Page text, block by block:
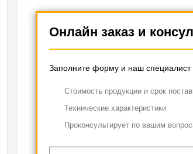
Онлайн заказ и
Заполните форму и наш
Cтоимость продукции и срок
Технические характеристики
Проконсультирует по вашим